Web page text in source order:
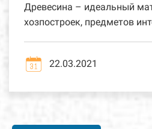
Древесина – идеальный
хозпостроек, предметов
22.03.2021